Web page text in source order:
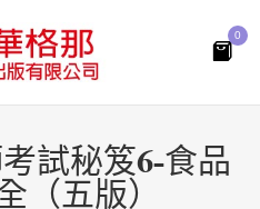
0
試秘笈6-食品
（五版）